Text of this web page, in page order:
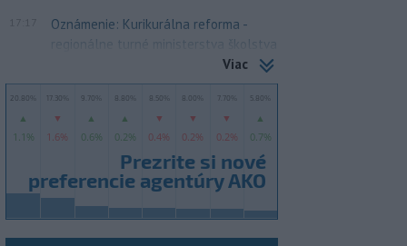
Oznámenie: Kurikurálna reforma -
regionálne turné ministerstva školstva
Viac